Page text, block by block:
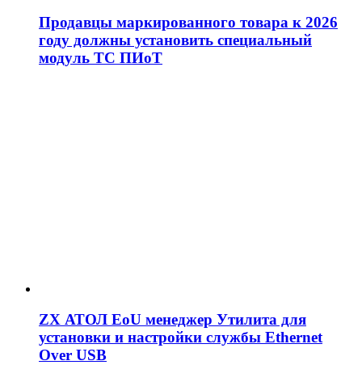
Продавцы маркированного товара к 2026
году должны установить специальный
модуль ТС ПИоТ
ZX АТОЛ EoU менеджер Утилита для
установки и настройки службы Ethernet
Over USB